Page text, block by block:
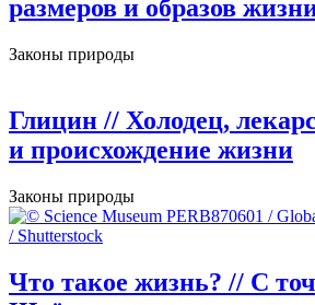
размеров и образов
Законы природы
Глицин // Холодец,
и происхождение жизни
Законы природы
Что такое жизнь? // С